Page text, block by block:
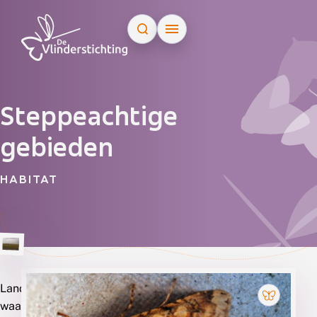
Steppeachtige
gebieden
HABITAT
Landschapstype
waarinSoorten